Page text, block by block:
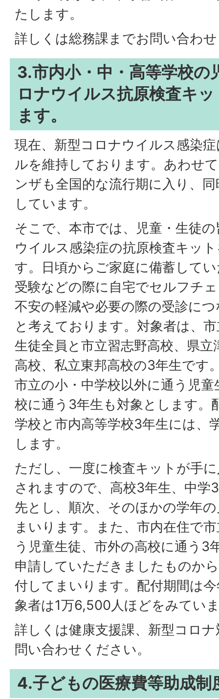
たします。
詳しくは総務課までお問い合わ
3.市内小・中・高等学校の
ロナウイルス抗原検査キ
ます。
現在、新型コロナウイルス感染
ルを維持しております。あわせ
ンザも全国的な流行期に入り、
しています。
そこで、本市では、児童・生徒
ウイルス感染症の抗原検査キッ
す。日頃からご家庭に備蓄して
受験などの際に自宅でセルフチ
不安の軽減や必要の際の受診に
と考えております。対象者は、
生徒全員と 市立習志野高校、県立
高校、 私立東邦高校の3年生です
市立の小・中学校以外に通う児
校に通う3年生も対象とします。
学校と市内高等学校3年生には、
します。
ただし、一度に検査キットが手
されますので、高校3年生、中学
先とし、順次、そのほかの学年
まいります。また、市内在住で
う児童生徒、市外の高校に通う3
申請していただきましたものか
付してまいります。配付期間は
象者は1万6,500人ほどをみてい
詳しくは健康支援課、新型コロ
問い合わせください。
4.子どもの医療費等助成制